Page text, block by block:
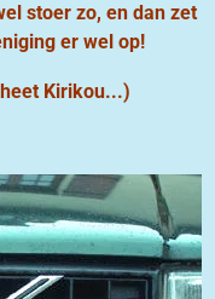
stoer zo, en dan zet
er wel op!
Kirikou...)